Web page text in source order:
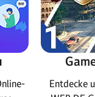
Entdecke